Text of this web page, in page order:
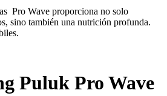
Pro Wave proporciona no solo
sino también una nutrición profunda.
Puluk Pro Wave